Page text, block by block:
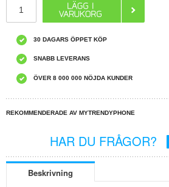
30 DAGARS ÖPPET KÖP
SNABB LEVERANS
ÖVER 8 000 000 NÖJDA KUNDER
REKOMMENDERADE AV MYTRENDYPHONE
HAR DU FRÅGOR?
Beskrivning